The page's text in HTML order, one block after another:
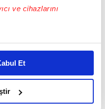
ve cihazlarını
sizlere özel
Bunu yaparken
deneyimi sunmak
sunabilmek adına
ve bu noktada,
Et